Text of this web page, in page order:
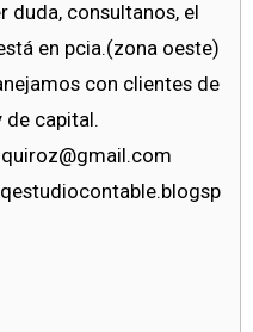
duda, consultanos, el
en pcia.(zona oeste)
con clientes de
de capital.